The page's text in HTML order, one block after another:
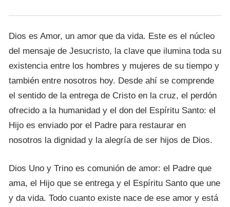
Dios es Amor, un amor que da vida. Este es el núcleo
del mensaje de Jesucristo, la clave que ilumina toda su
existencia entre los hombres y mujeres de su tiempo y
también entre nosotros hoy. Desde ahí se comprende
el sentido de la entrega de Cristo en la cruz, el perdón
ofrecido a la humanidad y el don del Espíritu Santo: el
Hijo es enviado por el Padre para restaurar en
nosotros la dignidad y la alegría de ser hijos de Dios.
Dios Uno y Trino es comunión de amor: el Padre que
ama, el Hijo que se entrega y el Espíritu Santo que une
y da vida. Todo cuanto existe nace de ese amor y está